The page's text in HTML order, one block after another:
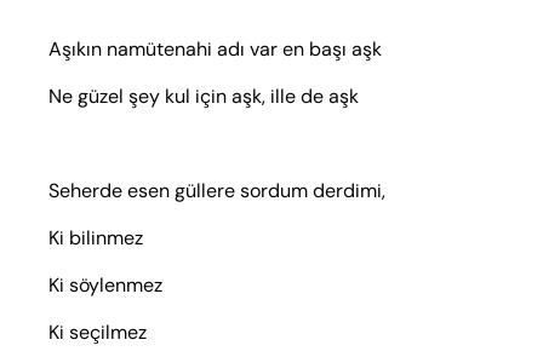
Aşıkın namütenahi adı var en başı aşk
Ne güzel şey kul için aşk, ille de aşk
Seherde esen güllere sordum derdimi,
Ki bilinmez
Ki söylenmez
Ki seçilmez